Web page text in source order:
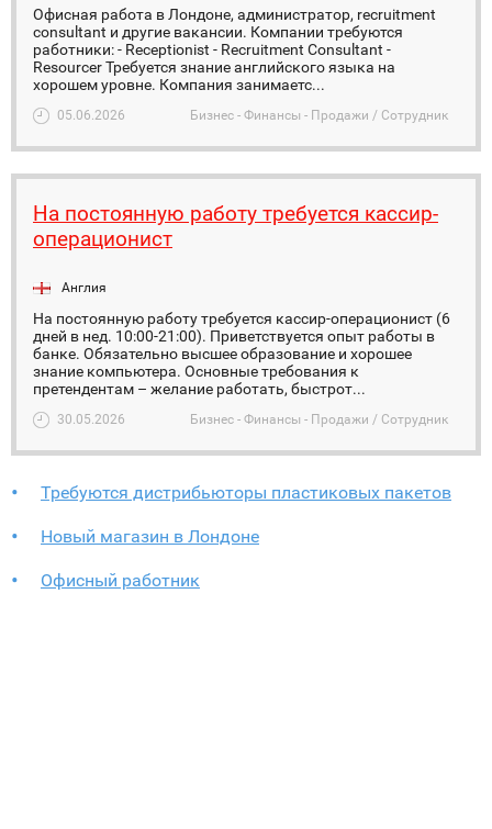
Офисная работа в Лондоне, администратор, recruitment
consultant и другие вакансии. Компании требуются
работники: - Receptionist - Recruitment Consultant -
Resourcer Требуется знание английского языка на
хорошем уровне. Компания занимаетс...
05.06.2026 Бизнес - Финансы - Продажи / Сотрудник
На постоянную работу требуется кассир-
операционист
Англия
На постоянную работу требуется кассир-операционист (6
дней в нед. 10:00-21:00). Приветствуется опыт работы в
банке. Обязательно высшее образование и хорошее
знание компьютера. Основные требования к
претендентам – желание работать, быстрот...
30.05.2026 Бизнес - Финансы - Продажи / Сотрудник
Требуются дистрибьюторы пластиковых пакетов
Новый магазин в Лондоне
Офисный работник